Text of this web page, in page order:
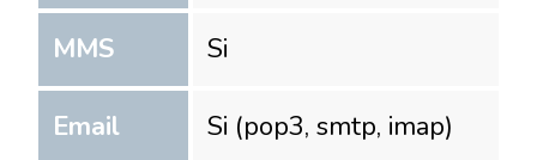
MMS Si
Email Si (pop3, smtp, imap)